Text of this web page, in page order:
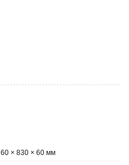
60 × 830 × 60 мм